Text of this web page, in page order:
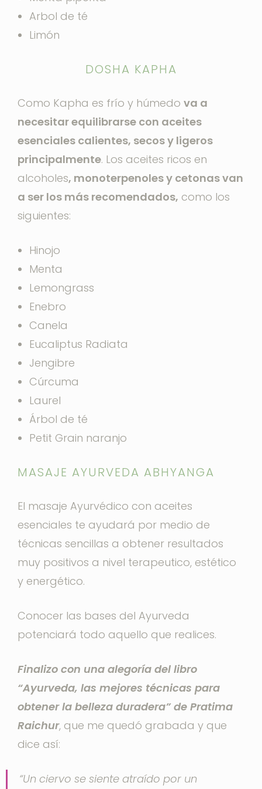
Arbol de té
Limón
DOSHA KAPHA
Como Kapha es frío y húmedo va a
necesitar equilibrarse con aceites
esenciales calientes, secos y ligeros
principalmente. Los aceites ricos en
alcoholes, monoterpenoles y cetonas van
a ser los más recomendados, como los
siguientes:
Hinojo
Menta
Lemongrass
Enebro
Canela
Eucaliptus Radiata
Jengibre
Cúrcuma
Laurel
Árbol de té
Petit Grain naranjo
MASAJE AYURVEDA ABHYANGA
El masaje Ayurvédico con aceites
esenciales te ayudará por medio de
técnicas sencillas a obtener resultados
muy positivos a nivel terapeutico, estético
y energético.
Conocer las bases del Ayurveda
potenciará todo aquello que realices.
Finalizo con una alegoría del libro
“Ayurveda, las mejores técnicas para
obtener la belleza duradera” de Pratima
Raichur, que me quedó grabada y que
dice así:
“Un ciervo se siente atraído por un